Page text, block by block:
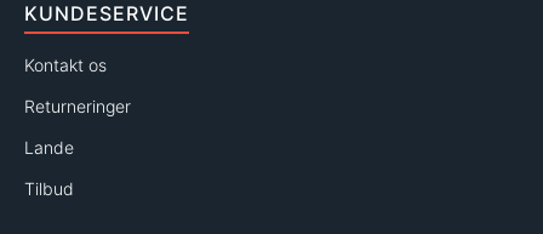
KUNDESERVICE
Kontakt os
Returneringer
Lande
Tilbud